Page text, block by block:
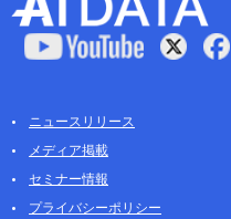
ニュースリリース
メディア掲載
セミナー情報
プライバシーポリシー